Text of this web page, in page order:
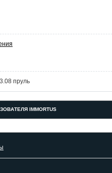
пруль
IMMORTUS